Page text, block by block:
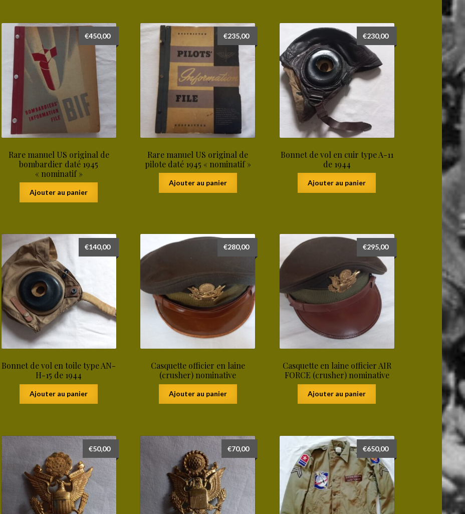
Rare manuel US original de
bombardier daté 1945
« nominatif »
€450,00
Ajouter au panier
Rare manuel US original de
pilote daté 1945 « nominatif »
€235,00
Ajouter au panier
Bonnet de vol en cuir type A-11
de 1944
€230,00
Ajouter au panier
Bonnet de vol en toile type AN-
H-15 de 1944
€140,00
Ajouter au panier
Casquette officier en laine
(crusher) nominative
€280,00
Ajouter au panier
Casquette en laine officier AIR
FORCE (crusher) nominative
€295,00
Ajouter au panier
€50,00 €70,00 €650,00